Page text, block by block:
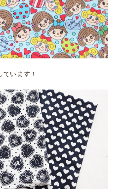
ています！